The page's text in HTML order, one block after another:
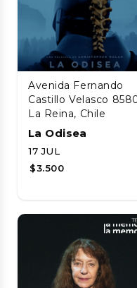
Avenida Fernando
Castillo Velasco
La Reina, Chile
La Odisea
17 JUL
$3.500